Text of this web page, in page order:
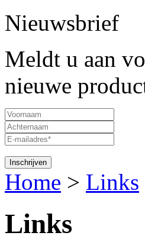
Nieuwsbrief
Meldt u aan
nieuwe
Home > Links
Links